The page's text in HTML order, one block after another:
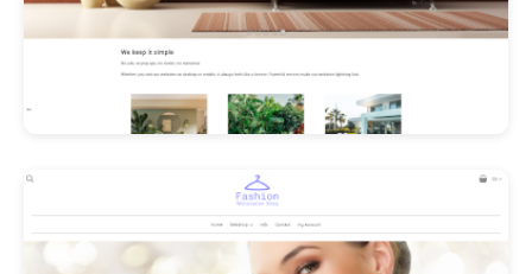
Polishangel Belgium